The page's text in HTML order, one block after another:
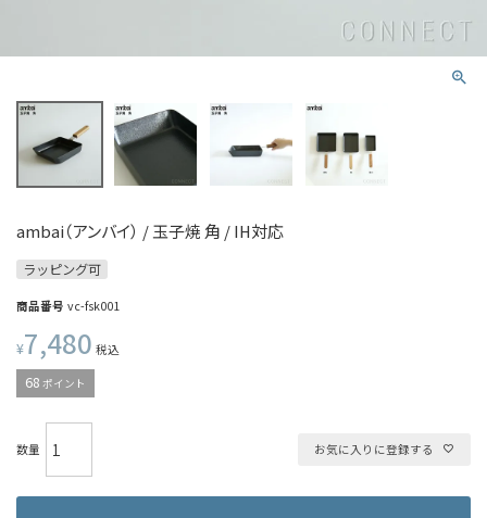
ambai（アンバイ） / 玉子焼 角 / IH対応
ラッピング可
商品番号 vc-fsk001
¥7,480 税込
68 ポイント
お気に入りに登録する